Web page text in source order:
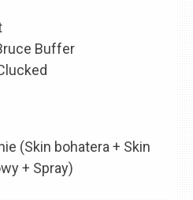
Buffer
(Skin bohatera + Skin
+ Spray)